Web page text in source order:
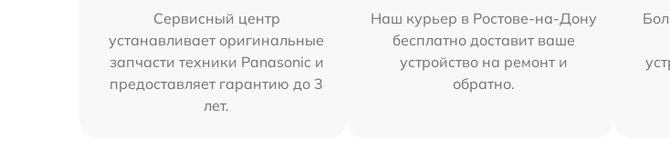
Сервисный центр
устанавливает оригинальные
запчасти техники Panasonic и
предоставляет гарантию до 3
лет.
Наш курьер в Ростове-на-Дону
бесплатно доставит ваше
устройство на ремонт и
обратно.